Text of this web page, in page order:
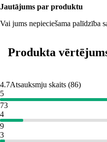
Jautājums par produktu
Vai jums nepieciešama palīdzība
Produkta
4.7Atsauksmju skaits (86)
5
73
4
9
3